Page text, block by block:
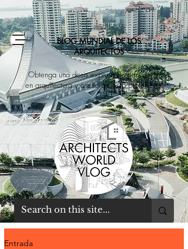
BLOG MUNDIAL DE LOS
ARQUITECTOS
Obtenga una dosis experta de educación
en arquitectura y asesoramiento profesional
Entrada